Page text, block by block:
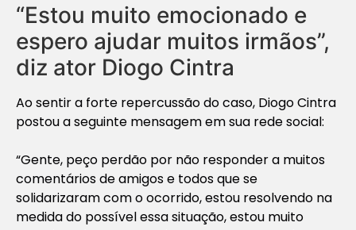
“Estou muito emocionado e
espero ajudar muitos irmãos”,
diz ator Diogo Cintra
Ao sentir a forte repercussão do caso, Diogo Cintra
postou a seguinte mensagem em sua rede social:
“Gente, peço perdão por não responder a muitos
comentários de amigos e todos que se
solidarizaram com o ocorrido, estou resolvendo na
medida do possível essa situação, estou muito